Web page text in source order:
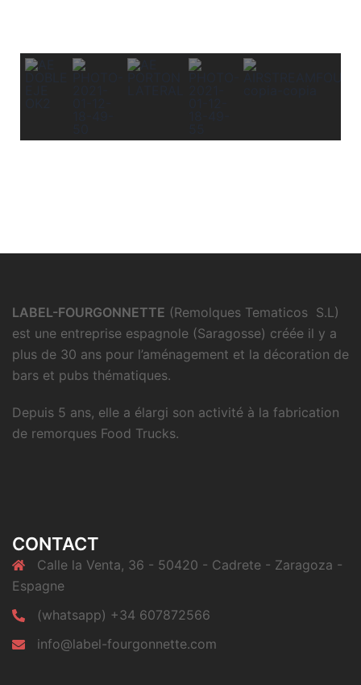
LABEL-FOURGONNETTE (Remolques Tematicos S.L)
est une entreprise espagnole (Saragosse) créée il y a
plus de 30 ans pour l’aménagement et la décoration de
bars et pubs thématiques.
Depuis 5 ans, elle a élargi son activité à la fabrication
de remorques Food Trucks.
CONTACT
Calle la Venta, 36 - 50420 - Cadrete - Zaragoza -
Espagne
(whatsapp) +34 607872566
info@label-fourgonnette.com